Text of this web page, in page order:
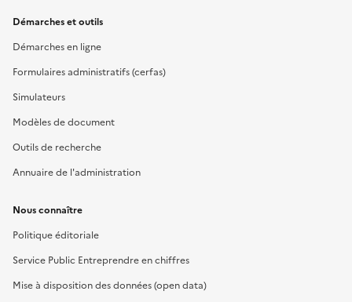
Démarches et outils
Démarches en ligne
Formulaires administratifs (cerfas)
Simulateurs
Modèles de document
Outils de recherche
Annuaire de l'administration
Nous connaître
Politique éditoriale
Service Public Entreprendre en chiffres
Mise à disposition des données (open data)